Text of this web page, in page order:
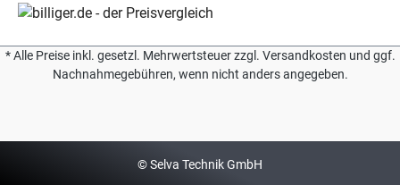
* Alle Preise inkl. gesetzl. Mehrwertsteuer zzgl. Versandkosten und ggf.
Nachnahmegebühren, wenn nicht anders angegeben.
© Selva Technik GmbH